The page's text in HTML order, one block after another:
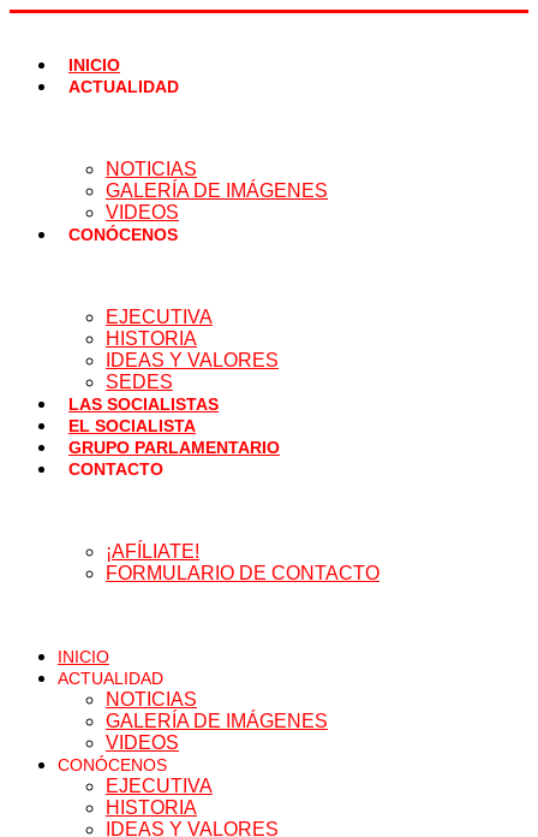
Ir
contenidoINICIO
ACTUALIDAD
NOTICIAS
GALERÍA DE IMÁGENES
VIDEOS
CONÓCENOS
EJECUTIVA
HISTORIA
IDEAS Y VALORES
SEDES
LAS SOCIALISTAS
EL SOCIALISTA
GRUPO PARLAMENTARIO
CONTACTO
¡AFÍLIATE!
FORMULARIO DE CONTACTO
INICIO
ACTUALIDAD
NOTICIAS
GALERÍA DE IMÁGENES
VIDEOS
CONÓCENOS
EJECUTIVA
HISTORIA
IDEAS Y VALORES